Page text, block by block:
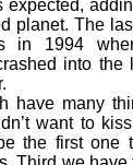
planet. The
in 1994
into the
have many
want to
the first one